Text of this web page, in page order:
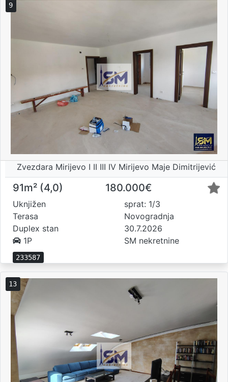
9
Zvezdara Mirijevo I II III IV Mirijevo Maje Dimitrijević
91m² (4,0) 180.000€
Uknjižen
Terasa
Duplex stan
1P
233587
sprat: 1/3
Novogradnja
30.7.2026
SM nekretnine
13